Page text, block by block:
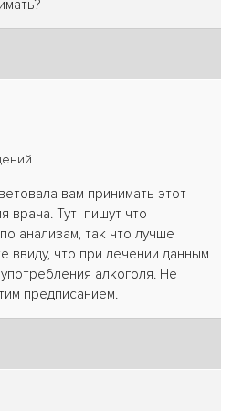
вам принимать этот
врача. Тут пишут что
анализам, так что лучше
ввиду, что при лечении данным
алкоголя. Не
предписанием.